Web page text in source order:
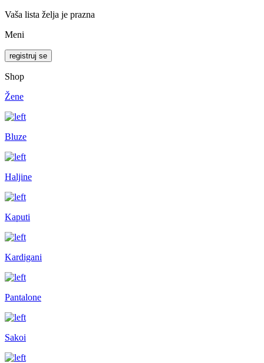
Vaša lista želja je prazna
Meni
registruj se
Shop
Žene
Bluze
Haljine
Kaputi
Kardigani
Pantalone
Sakoi